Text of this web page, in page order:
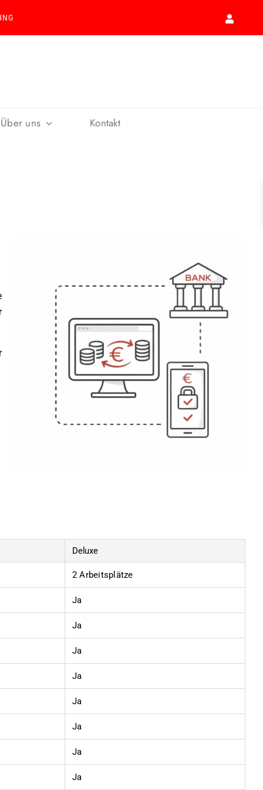
Über uns Kontakt
Deluxe
2 Arbeitsplätze
Ja
Ja
Ja
Ja
Ja
Ja
Ja
Ja